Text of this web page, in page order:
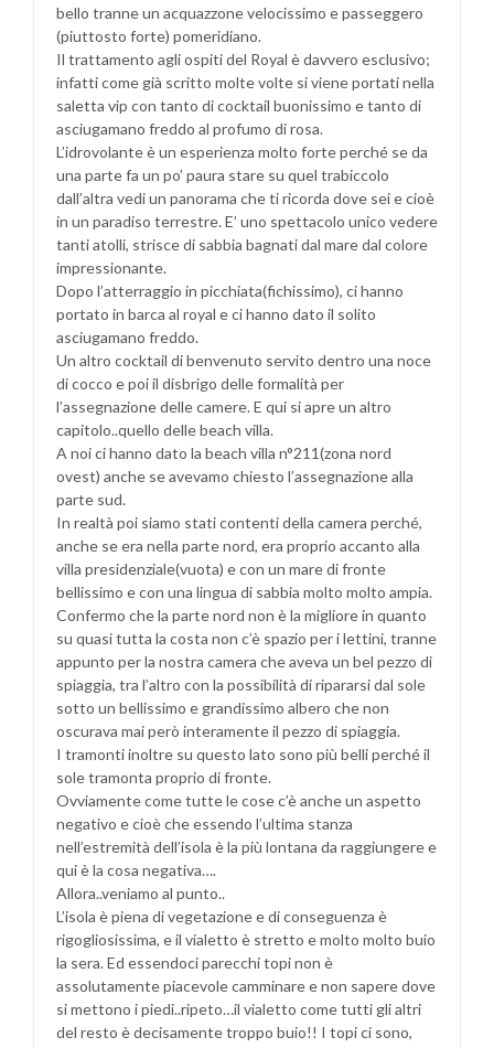
bello tranne un acquazzone velocissimo e passeggero
(piuttosto forte) pomeridiano.
Il trattamento agli ospiti del Royal è davvero esclusivo;
infatti come già scritto molte volte si viene portati nella
saletta vip con tanto di cocktail buonissimo e tanto di
asciugamano freddo al profumo di rosa.
L’idrovolante è un esperienza molto forte perché se da
una parte fa un po’ paura stare su quel trabiccolo
dall’altra vedi un panorama che ti ricorda dove sei e cioè
in un paradiso terrestre. E’ uno spettacolo unico vedere
tanti atolli, strisce di sabbia bagnati dal mare dal colore
impressionante.
Dopo l’atterraggio in picchiata(fichissimo), ci hanno
portato in barca al royal e ci hanno dato il solito
asciugamano freddo.
Un altro cocktail di benvenuto servito dentro una noce
di cocco e poi il disbrigo delle formalità per
l’assegnazione delle camere. E qui si apre un altro
capitolo..quello delle beach villa.
A noi ci hanno dato la beach villa n°211(zona nord
ovest) anche se avevamo chiesto l’assegnazione alla
parte sud.
In realtà poi siamo stati contenti della camera perché,
anche se era nella parte nord, era proprio accanto alla
villa presidenziale(vuota) e con un mare di fronte
bellissimo e con una lingua di sabbia molto molto ampia.
Confermo che la parte nord non è la migliore in quanto
su quasi tutta la costa non c’è spazio per i lettini, tranne
appunto per la nostra camera che aveva un bel pezzo di
spiaggia, tra l’altro con la possibilità di ripararsi dal sole
sotto un bellissimo e grandissimo albero che non
oscurava mai però interamente il pezzo di spiaggia.
I tramonti inoltre su questo lato sono più belli perché il
sole tramonta proprio di fronte.
Ovviamente come tutte le cose c’è anche un aspetto
negativo e cioè che essendo l’ultima stanza
nell’estremità dell’isola è la più lontana da raggiungere e
qui è la cosa negativa….
Allora..veniamo al punto..
L’isola è piena di vegetazione e di conseguenza è
rigogliosissima, e il vialetto è stretto e molto molto buio
la sera. Ed essendoci parecchi topi non è
assolutamente piacevole camminare e non sapere dove
si mettono i piedi..ripeto…il vialetto come tutti gli altri
del resto è decisamente troppo buio!! I topi ci sono,